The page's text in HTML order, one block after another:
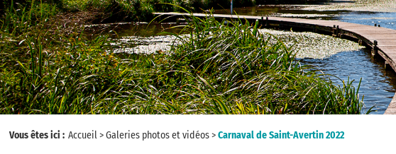
Vous êtes ici : Accueil>Galeries photos et vidéos>Carnaval de Saint-Avertin 2022